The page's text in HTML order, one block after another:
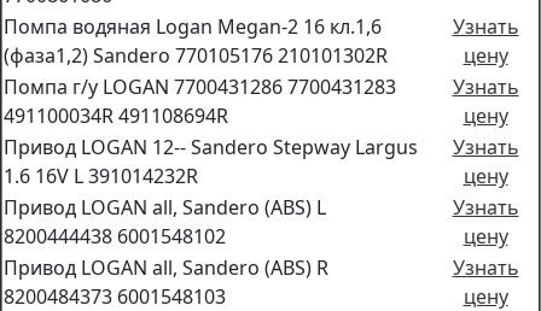
Помпа водяная Logan Megan-2 16 кл.1,6
(фаза1,2) Sandero 770105176 210101302R
Узнать
цену
Помпа г/у LOGAN 7700431286 7700431283
491100034R 491108694R
Узнать
цену
Привод LOGAN 12-- Sandero Stepway Largus
1.6 16V L 391014232R
Узнать
цену
Привод LOGAN all, Sandero (ABS) L
8200444438 6001548102
Узнать
цену
Привод LOGAN all, Sandero (ABS) R
8200484373 6001548103
Узнать
цену